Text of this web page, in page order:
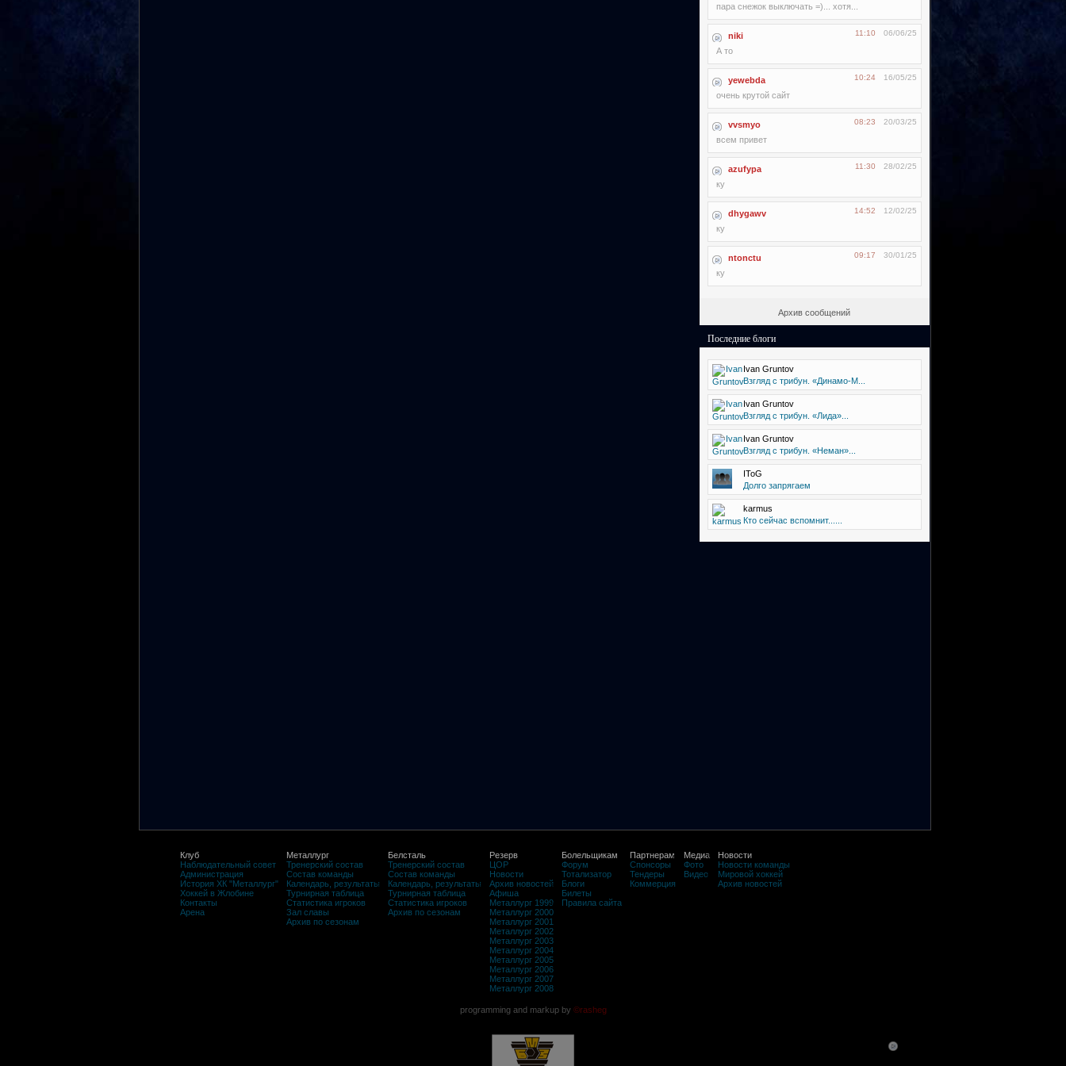
пара снежок выключать =)... хотя...
niki 06/06/25
11:10
А то
yewebda 16/05/25
10:24
очень крутой сайт
vvsmyo 20/03/25
08:23
всем привет
azufypa 28/02/25
11:30
ку
dhygawv 12/02/25
14:52
ку
ntonctu 30/01/25
09:17
ку
Архив сообщений
Последние блоги
Ivan Gruntov
Взгляд с трибун. «Динамо-М...
Ivan Gruntov
Взгляд с трибун. «Лида»...
Ivan Gruntov
Взгляд с трибун. «Неман»...
IToG
Долго запрягаем
karmus
Кто сейчас вспомнит......
Клуб
Наблюдательный совет
Администрация
История ХК "Металлург"
Хоккей в Жлобине
Контакты
Арена
Металлург
Тренерский состав
Состав команды
Календарь, результаты
Турнирная таблица
Статистика игроков
Зал славы
Архив по сезонам
Белсталь
Тренерский состав
Состав команды
Календарь, результаты
Турнирная таблица
Статистика игроков
Архив по сезонам
Резерв
ЦОР
Новости
Архив новостей
Афиша
Металлург 1999
Металлург 2000
Металлург 2001
Металлург 2002
Металлург 2003
Металлург 2004
Металлург 2005
Металлург 2006
Металлург 2007
Металлург 2008
Болельщикам
Форум
Тотализатор
Блоги
Билеты
Правила сайта
Партнерам
Спонсоры
Тендеры
Коммерция
Медиа
Фото
Видео
Новости
Новости команды
Мировой хоккей
Архив новостей
programming and markup by ©rasheg